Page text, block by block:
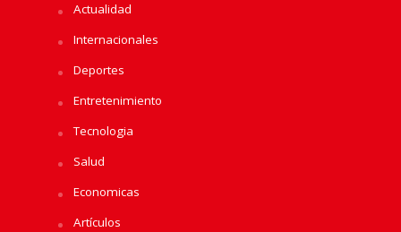
Actualidad
Internacionales
Deportes
Entretenimiento
Tecnologia
Salud
Economicas
Artículos